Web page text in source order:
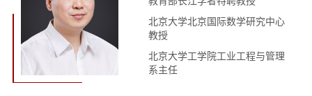
北京大学北京国际数学研究中心
教授
北京大学工学院工业工程与管理
系主任